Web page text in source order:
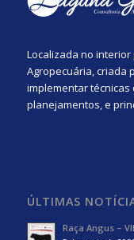
Localizada no
Agropecuária, criada
implementar
planejamentos, e
ÚLTIMAS
Raça Angus –